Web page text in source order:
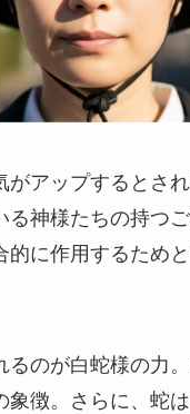
がアップするとさ
る神様たちの持つ
的に作用するため
るのが白蛇様の力
象徴。さらに、蛇